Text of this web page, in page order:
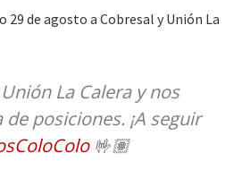
de agosto a Cobresal y Unión La
La Calera y nos
posiciones. ¡A seguir
🤟🏽